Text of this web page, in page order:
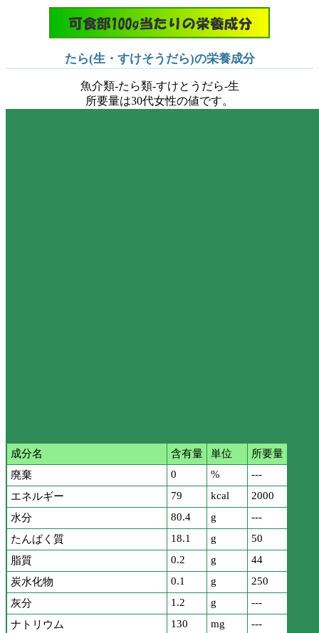
たら(生・すけそうだら)の栄養成分
魚介類-たら類-すけとうだら-生
所要量は30代女性の値です。
成分名 含有量 単位
所要量
廃棄
0 %
---
エネルギー
79 kcal
2000
水分
80.4 g
---
たんぱく質
18.1 g
50
脂質
0.2 g
44
炭水化物
0.1 g
250
灰分
1.2 g
---
ナトリウム
130 mg
---